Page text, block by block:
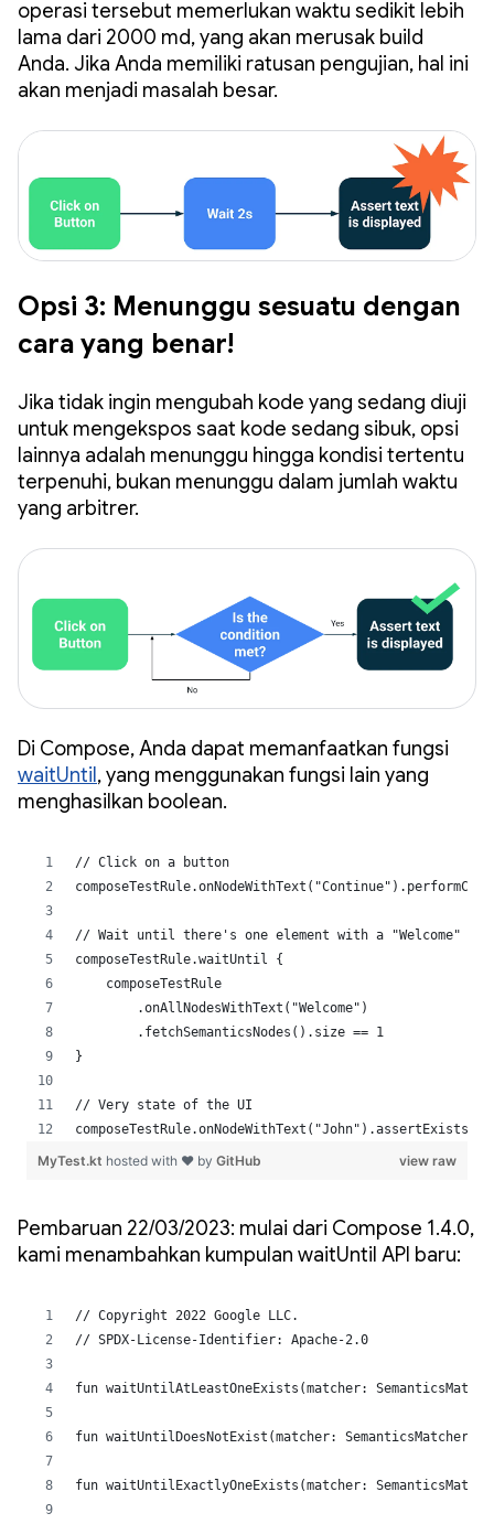
operasi tersebut memerlukan waktu sedikit lebih
lama dari 2000 md, yang akan merusak build
Anda. Jika Anda memiliki ratusan pengujian, hal ini
akan menjadi masalah besar.
Opsi 3: Menunggu sesuatu dengan
cara yang benar!
Jika tidak ingin mengubah kode yang sedang diuji
untuk mengekspos saat kode sedang sibuk, opsi
lainnya adalah menunggu hingga kondisi tertentu
terpenuhi, bukan menunggu dalam jumlah waktu
yang arbitrer.
Di Compose, Anda dapat memanfaatkan fungsi
waitUntil, yang menggunakan fungsi lain yang
menghasilkan boolean.
Pembaruan 22/03/2023: mulai dari Compose 1.4.0,
kami menambahkan kumpulan waitUntil API baru: